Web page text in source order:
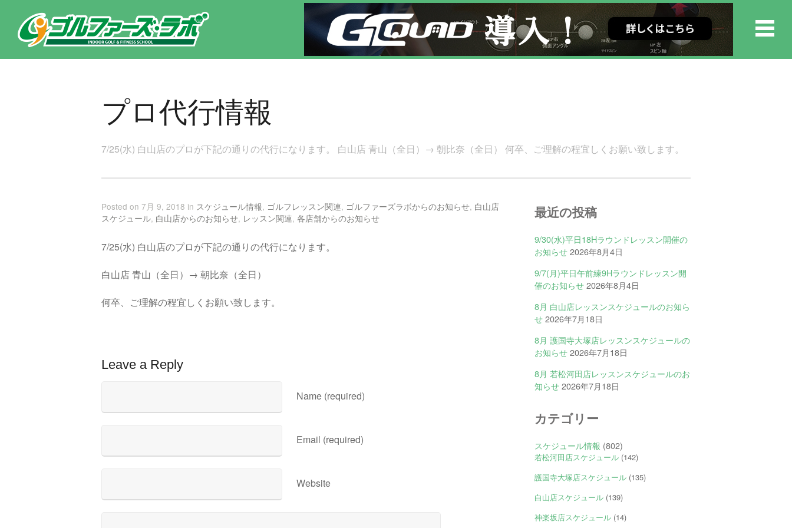
プロ代行情報
7/25(水) 白山店のプロが下記の通りの代行になります。 白山店 青山（全日）→ 朝比奈（全日） 何卒、ご理解の程宜しくお願い致します。
Posted on 7月 9, 2018 in スケジュール情報, ゴルフレッスン関連, ゴルファーズラボからのお知らせ, 白山店
スケジュール, 白山店からのお知らせ, レッスン関連, 各店舗からのお知らせ
7/25(水) 白山店のプロが下記の通りの代行になります。
白山店 青山（全日）→ 朝比奈（全日）
何卒、ご理解の程宜しくお願い致します。
Leave a Reply
Name (required)
Email (required)
Website
最近の投稿
9/30(水)平日18Hラウンドレッスン開催の
お知らせ2026年8月4日
9/7(月)平日午前練9Hラウンドレッスン開
催のお知らせ2026年8月4日
8月 白山店レッスンスケジュールのお知ら
せ2026年7月18日
8月 護国寺大塚店レッスンスケジュールの
お知らせ2026年7月18日
8月 若松河田店レッスンスケジュールのお
知らせ2026年7月18日
カテゴリー
スケジュール情報 (802)
若松河田店スケジュール (142)
護国寺大塚店スケジュール (135)
白山店スケジュール (139)
神楽坂店スケジュール (14)